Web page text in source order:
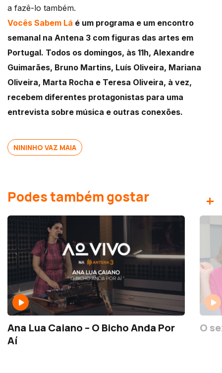
a fazê-lo também.
Vocês Sabem Lá é um programa e um encontro
semanal na Antena 3 com figuras das artes em
Portugal. Todos os domingos, às 11h, Alexandre
Guimarães, Bruno Martins, Luís Oliveira, Mariana
Oliveira, Marta Rocha e Teresa Oliveira, à vez,
recebem diferentes protagonistas para uma
entrevista sobre música e outras conexões.
NININHO VAZ MAIA
Podes também gostar +
Ana Lua Caiano – O Bicho Anda Por
Aí
O